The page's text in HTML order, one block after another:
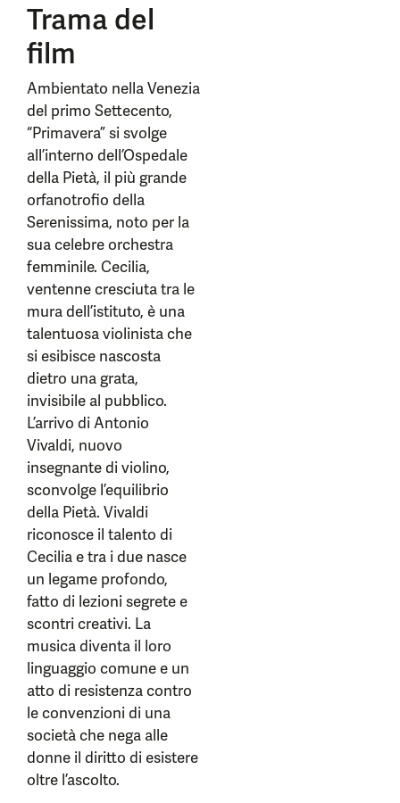
Trama del
film
Ambientato nella Venezia
del primo Settecento,
“Primavera” si svolge
all’interno dell’Ospedale
della Pietà, il più grande
orfanotrofio della
Serenissima, noto per la
sua celebre orchestra
femminile. Cecilia,
ventenne cresciuta tra le
mura dell’istituto, è una
talentuosa violinista che
si esibisce nascosta
dietro una grata,
invisibile al pubblico.
L’arrivo di Antonio
Vivaldi, nuovo
insegnante di violino,
sconvolge l’equilibrio
della Pietà. Vivaldi
riconosce il talento di
Cecilia e tra i due nasce
un legame profondo,
fatto di lezioni segrete e
scontri creativi. La
musica diventa il loro
linguaggio comune e un
atto di resistenza contro
le convenzioni di una
società che nega alle
donne il diritto di esistere
oltre l’ascolto.